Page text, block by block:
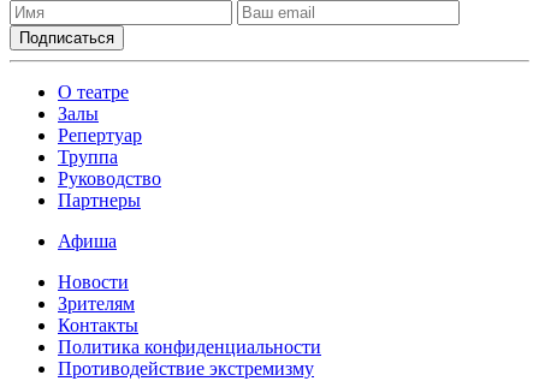
О театре
Залы
Репертуар
Труппа
Руководство
Партнеры
Афиша
Новости
Зрителям
Контакты
Политика конфиденциальности
Противодействие экстремизму